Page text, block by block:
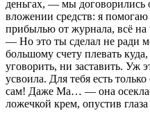
деньгах, — мы договорились
вложении средств: я
прибылью от журнала, всё на
— Но это ты сделал не ради
большому счету плевать
уговорить, ни заставить. Уж
усвоила. Для тебя есть
сам! Даже Ма… — она
ложечкой крем, опустив глаза